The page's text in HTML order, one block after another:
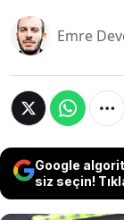
Emre
Google
siz seçin!